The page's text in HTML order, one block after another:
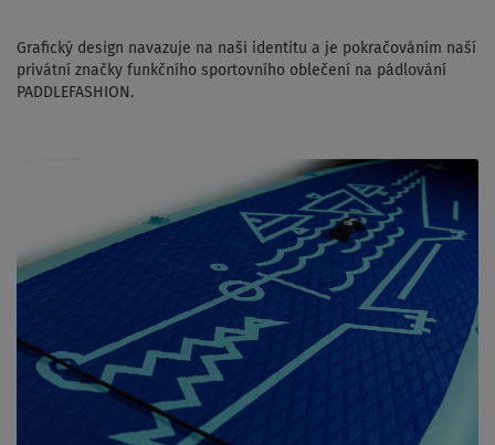
Grafický design navazuje na naši identitu a je pokračováním naší
privátní značky funkčního sportovního oblečení na pádlování
PADDLEFASHION.